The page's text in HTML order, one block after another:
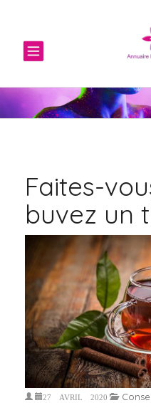
TOGGLE
NAVIGATION
Faites-
buvez un
27 AVRIL 2020